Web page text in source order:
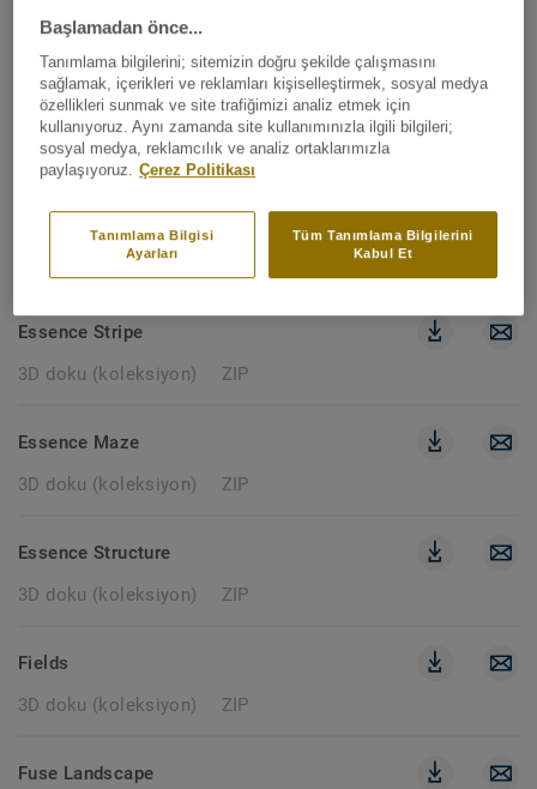
3D doku (koleksiyon)
Desert
3D doku (koleksiyon)
ZIP
3D doku (koleksiyon)
Essence Stripe
3D doku (koleksiyon)
ZIP
Essence Maze
3D doku (koleksiyon)
ZIP
Essence Structure
3D doku (koleksiyon)
ZIP
Fields
3D doku (koleksiyon)
ZIP
Fuse Landscape
Başlamadan önce...
Tanımlama bilgilerini; sitemizin doğru şekilde çalışmasını
sağlamak, içerikleri ve reklamları kişiselleştirmek, sosyal medya
özellikleri sunmak ve site trafiğimizi analiz etmek için
kullanıyoruz. Aynı zamanda site kullanımınızla ilgili bilgileri;
sosyal medya, reklamcılık ve analiz ortaklarımızla
paylaşıyoruz. Çerez Politikası
Tüm Tanımlama Bilgilerini
Kabul Et
Tanımlama Bilgisi
Ayarları